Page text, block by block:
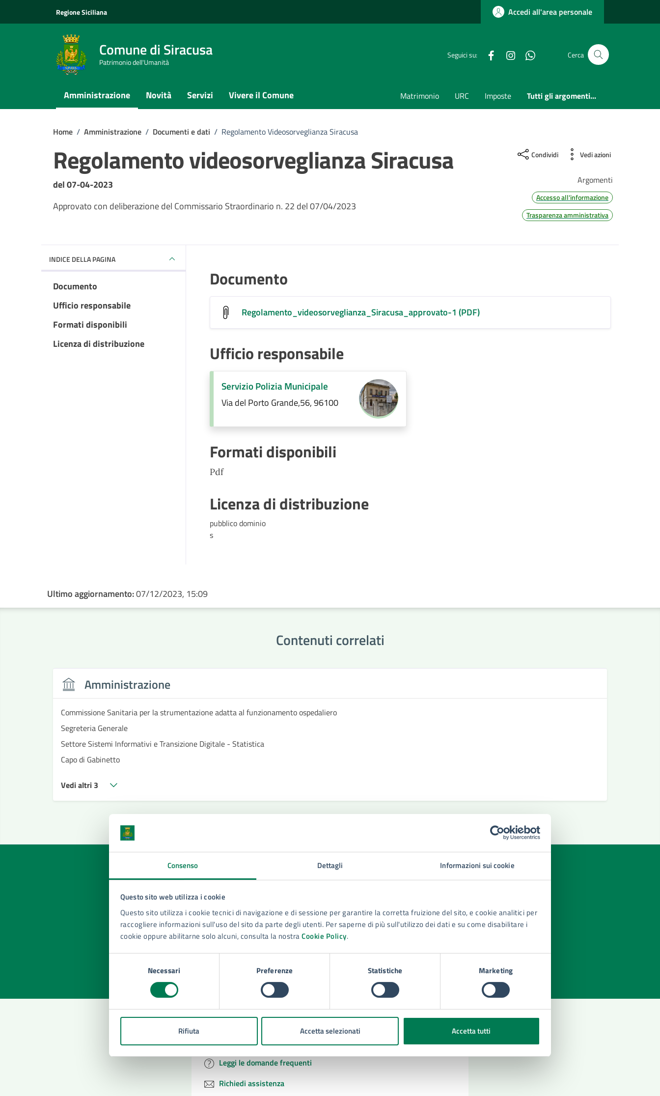
Consenso Dettagli Informazioni sui cookie
Questo sito web utilizza i cookie
Questo sito utilizza i cookie tecnici di navigazione e di sessione per garantire la corretta fruizione del sito, e cookie analitici per
raccogliere informazioni sull'uso del sito da parte degli utenti. Per saperne di più sull'utilizzo dei dati e su come disabilitare i
cookie oppure abilitarne solo alcuni, consulta la nostraCookie Policy.
Necessari Preferenze Statistiche Marketing
Rifiuta Accetta selezionati Accetta tutti
Regione Siciliana Accedi all'area personale
Comune di Siracusa
Patrimonio dell'Umanità
Seguici su: FacebookInstagramwhatsappCerca
Amministrazione Novità Servizi Vivere il Comune Matrimonio URC Imposte Tutti gli argomenti...
Home / Amministrazione / Documenti e dati / Regolamento Videosorveglianza Siracusa
Regolamento videosorveglianza Siracusa
Dettagli del documento
del 07-04-2023
Approvato con deliberazione del Commissario Straordinario n. 22 del 07/04/2023
Condividi Vedi azioni
Argomenti
Accesso all'informazione
Trasparenza amministrativa
INDICE DELLA PAGINA
Documento
Ufficio responsabile
Formati disponibili
Licenza di distribuzione
Documento
Regolamento_videosorveglianza_Siracusa_approvato-1 (PDF)
Ufficio responsabile
Servizio Polizia Municipale
Via del Porto Grande,56, 96100
Formati disponibili
Pdf
Licenza di distribuzione
pubblico dominio
s
Ultimo aggiornamento:07/12/2023, 15:09
Contenuti correlati
Amministrazione
Commissione Sanitaria per la strumentazione adatta al funzionamento ospedaliero
Segreteria Generale
Settore Sistemi Informativi e Transizione Digitale - Statistica
Capo di Gabinetto
Vedi altri 3
Quanto sono chiare le informazioni su questa
pagina?
Valuta la chiarezza delle informazioni (da 1 a 5 stelle)
Seleziona il numero di stelle per valutare la chiarezza delle informazioni
Valuta 5 stelle su 5
Valuta 4 stelle su 5
Valuta 3 stelle su 5
Valuta 2 stelle su 5
Valuta 1 stelle su 5
Contatta il comune
Leggi le domande frequenti
Richiedi assistenza